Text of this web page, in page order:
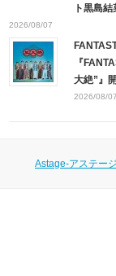
ト黒島結
2026/08/07
『
大絶”』
2026/08/07
Astage-アステー